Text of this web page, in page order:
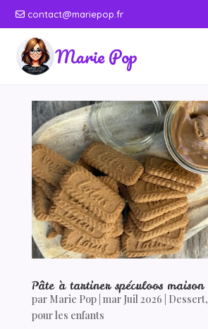
contact@mariepop.fr
Marie Pop
Pâte à tartiner spéculoos maison
par Marie Pop| mar Juil 2026 Dessert,
pour les enfants